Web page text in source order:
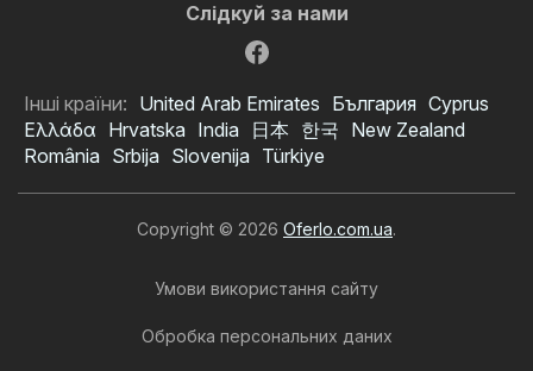
Слідкуй за нами
Інші країни: United Arab Emirates България Cyprus
Ελλάδα Hrvatska India 日本 한국 New Zealand
România Srbija Slovenija Türkiye
Copyright © 2026 Oferlo.com.ua.
Умови використання сайту
Обробка персональних даних